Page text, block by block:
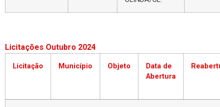
Licitações Outubro 2024
Licitação Município Objeto
Data de
Abertura